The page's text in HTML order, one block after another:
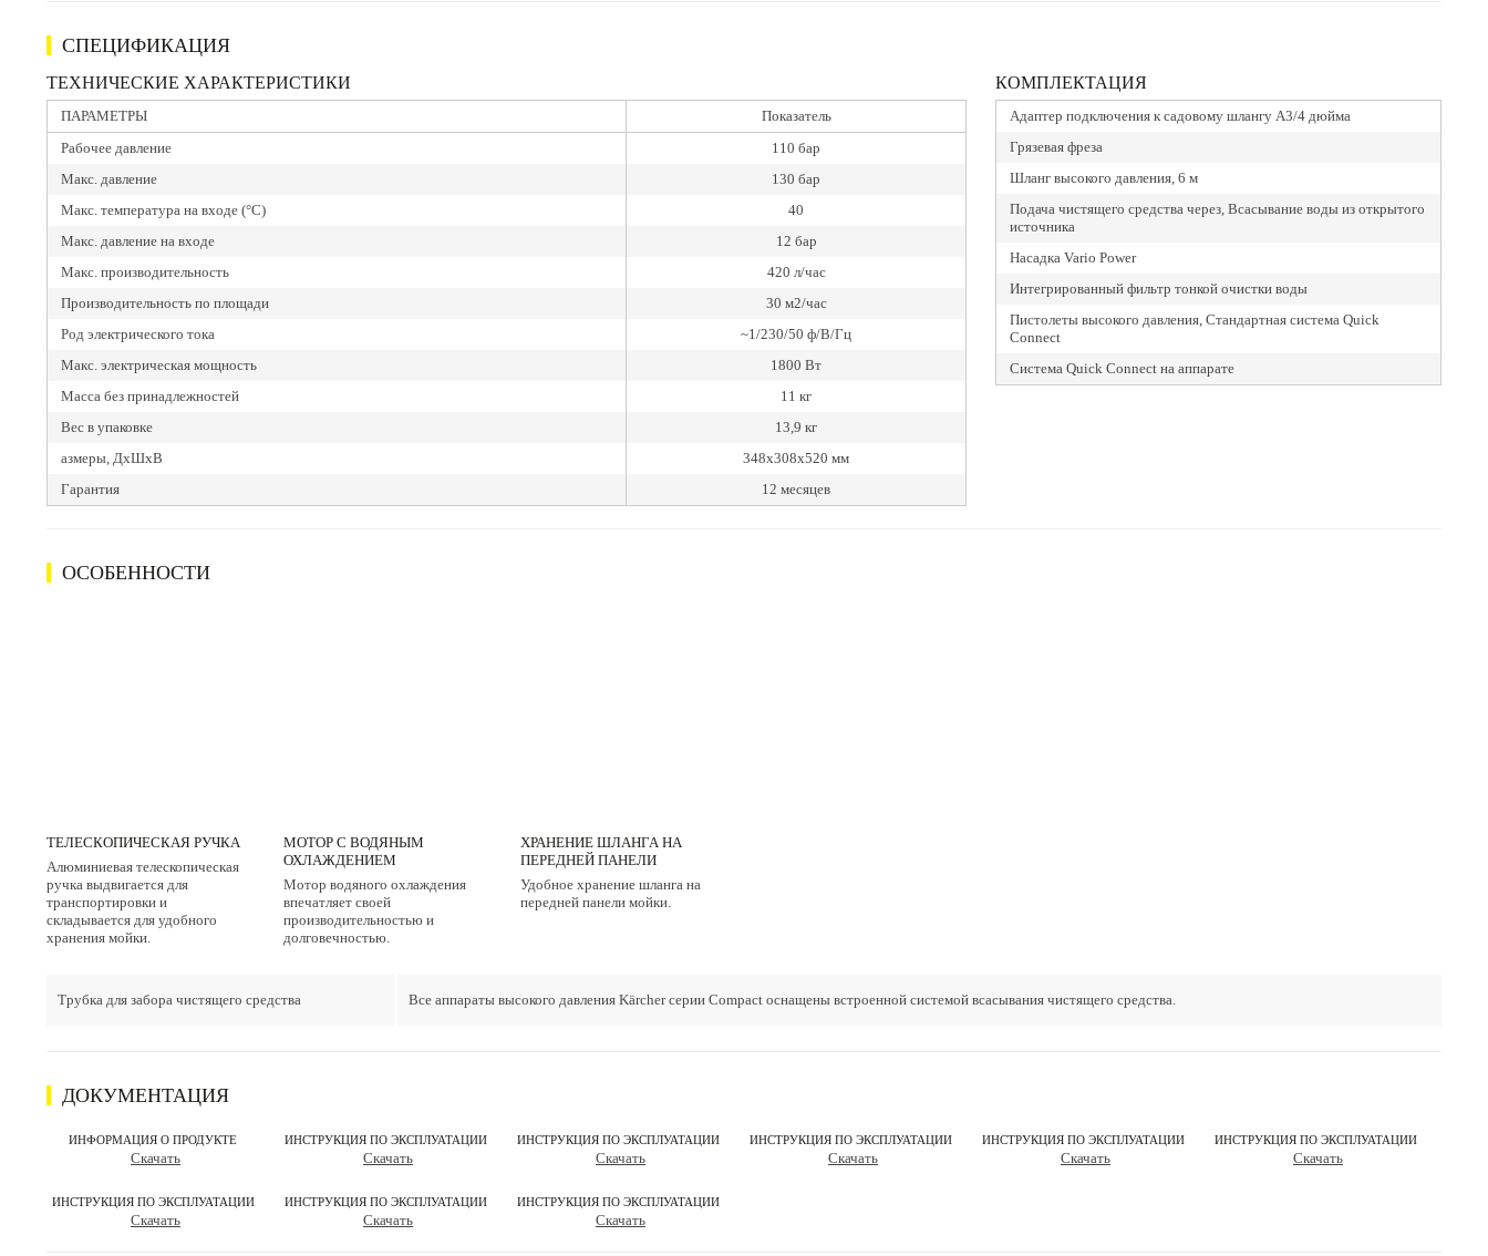
СПЕЦИФИКАЦИЯ
ТЕХНИЧЕСКИЕ ХАРАКТЕРИСТИКИ
ПАРАМЕТРЫ
Показатель
Рабочее давление
110 бар
Макс. давление
130 бар
Макс. температура на входе (°C)
40
Макс. давление на входе
12 бар
Макс. производительность
420 л/час
Производительность по площади
30 м2/час
Род электрического тока
~1/230/50 ф/В/Гц
Макс. электрическая мощность
1800 Вт
Масса без принадлежностей
11 кг
Вес в упаковке
13,9 кг
азмеры, ДхШхВ
348x308x520 мм
Гарантия
12 месяцев
КОМПЛЕКТАЦИЯ
Адаптер подключения к садовому шлангу А3/4 дюйма
Грязевая фреза
Шланг высокого давления, 6 м
Подача чистящего средства через, Всасывание воды из открытого
источника
Насадка Vario Power
Интегрированный фильтр тонкой очистки воды
Пистолеты высокого давления, Стандартная система Quick
Connect
Система Quick Connect на аппарате
ОСОБЕННОСТИ
ТЕЛЕСКОПИЧЕСКАЯ РУЧКА
Алюминиевая телескопическая
ручка выдвигается для
транспортировки и
складывается для удобного
хранения мойки.
МОТОР С ВОДЯНЫМ
ОХЛАЖДЕНИЕМ
Мотор водяного охлаждения
впечатляет своей
производительностью и
долговечностью.
ХРАНЕНИЕ ШЛАНГА НА
ПЕРЕДНЕЙ ПАНЕЛИ
Удобное хранение шланга на
передней панели мойки.
Трубка для забора чистящего средства Все аппараты высокого давления Kärcher серии Compact оснащены встроенной системой всасывания чистящего средства.
ДОКУМЕНТАЦИЯ
ИНФОРМАЦИЯ О ПРОДУКТЕ
Скачать
ИНСТРУКЦИЯ ПО ЭКСПЛУАТАЦИИ
Скачать
ИНСТРУКЦИЯ ПО ЭКСПЛУАТАЦИИ
Скачать
ИНСТРУКЦИЯ ПО ЭКСПЛУАТАЦИИ
Скачать
ИНСТРУКЦИЯ ПО ЭКСПЛУАТАЦИИ
Скачать
ИНСТРУКЦИЯ ПО ЭКСПЛУАТАЦИИ
Скачать
ИНСТРУКЦИЯ ПО ЭКСПЛУАТАЦИИ
Скачать
ИНСТРУКЦИЯ ПО ЭКСПЛУАТАЦИИ
Скачать
ИНСТРУКЦИЯ ПО ЭКСПЛУАТАЦИИ
Скачать